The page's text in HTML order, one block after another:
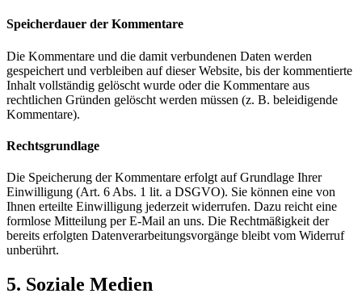
Speicherdauer der Kommentare
Die Kommentare und die damit verbundenen Daten werden
gespeichert und verbleiben auf dieser Website, bis der kommentierte
Inhalt vollständig gelöscht wurde oder die Kommentare aus
rechtlichen Gründen gelöscht werden müssen (z. B. beleidigende
Kommentare).
Rechtsgrundlage
Die Speicherung der Kommentare erfolgt auf Grundlage Ihrer
Einwilligung (Art. 6 Abs. 1 lit. a DSGVO). Sie können eine von
Ihnen erteilte Einwilligung jederzeit widerrufen. Dazu reicht eine
formlose Mitteilung per E-Mail an uns. Die Rechtmäßigkeit der
bereits erfolgten Datenverarbeitungsvorgänge bleibt vom Widerruf
unberührt.
5. Soziale Medien